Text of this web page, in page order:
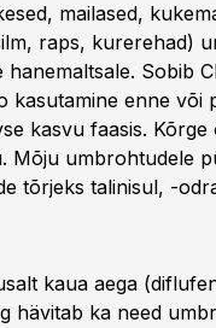
mailased,
raps, kurerehad)
hanemaltsale. Sobib
kasutamine enne
kasvu faasis.
Mõju umbrohtudele
tõrjeks talinisul, -
kaua aega
hävitab ka need